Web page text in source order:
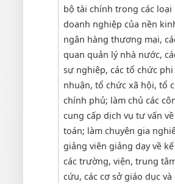
bộ tài chính trong các loại
doanh nghiệp của nền
ngân hàng thương mại,
quan quản lý nhà nước,
sự nghiệp, các tổ chức
nhuận, tổ chức xã hội, tổ
chính phủ; làm chủ các
cung cấp dịch vụ tư vấn
toán; làm chuyên gia
giảng viên giảng dạy về
các trường, viện, trung
cứu, các cơ sở giáo dục và